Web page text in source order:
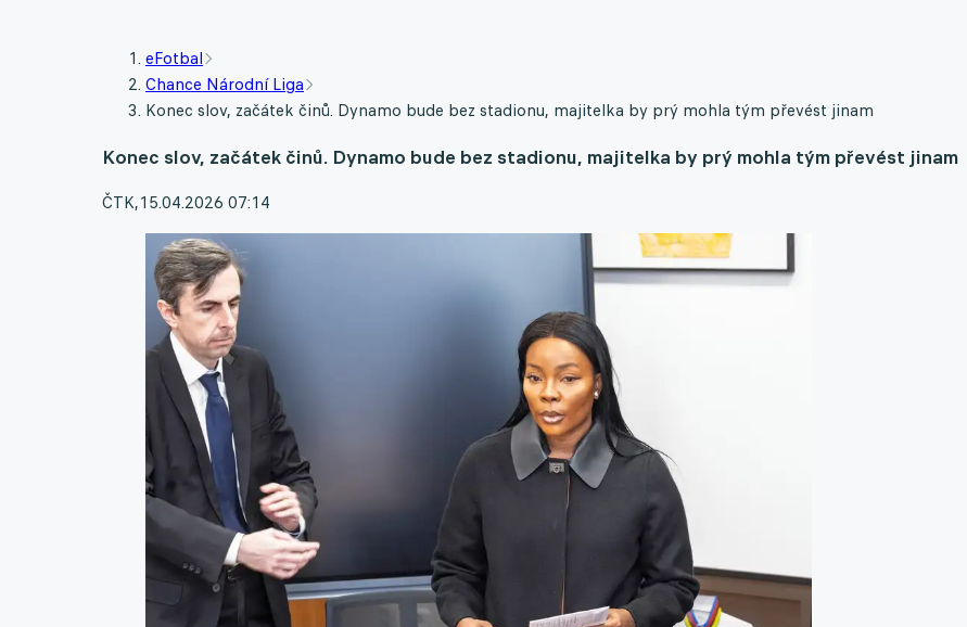
eFotbal
Chance Národní Liga
Konec slov, začátek činů. Dynamo bude bez stadionu, majitelka by prý mohla tým převést jinam
Konec slov, začátek činů. Dynamo bude bez stadionu, majitelka by prý mohla tým převést jinam
ČTK,15.04.2026 07:14